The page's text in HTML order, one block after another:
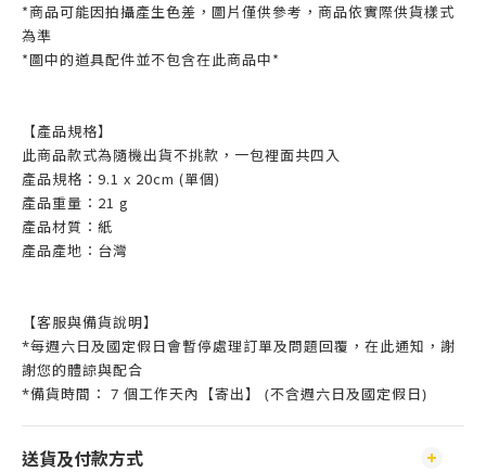
*商品可能因拍攝產生色差，圖片僅供參考，商品依實際供貨樣式
為準
*圖中的道具配件並不包含在此商品中*
【產品規格】
此商品款式為隨機出貨不挑款，一包裡面共四入
產品規格：9.1 x 20cm (單個)
產品重量：21 g
產品材質：紙
產品產地：台灣
【客服與備貨說明】
*每週六日及國定假日會暫停處理訂單及問題回覆，在此通知，謝
謝您的體諒與配合
*備貨時間： 7 個工作天內【寄出】 (不含週六日及國定假日)
送貨及付款方式